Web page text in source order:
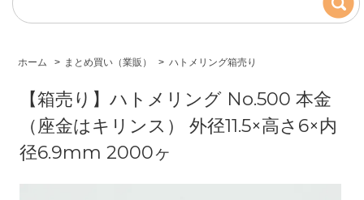
ホーム > まとめ買い（業販） > ハトメリング箱売り
【箱売り】ハトメリング No.500 本金
（座金はキリンス） 外径11.5×高さ6×内
径6.9mm 2000ヶ